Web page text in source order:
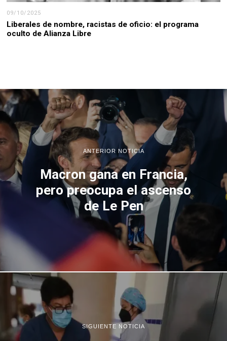
09/10/2025
Liberales de nombre, racistas de oficio: el programa
oculto de Alianza Libre
ANTERIOR NOTICIA
Macron gana en Francia,
pero preocupa el ascenso
de Le Pen
SIGUIENTE NOTICIA